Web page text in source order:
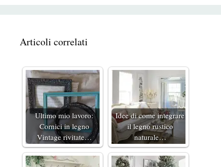
Articoli correlati
Ultimo mio lavoro:
Cornici in legno
Vintage rivitate…
Idee di come integrare
il legno rustico
naturale…